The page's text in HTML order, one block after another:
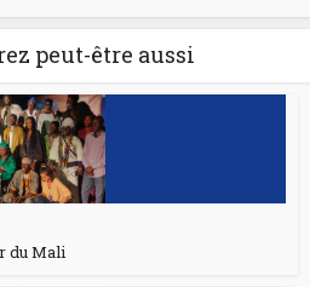
peut-être aussi
du Mali